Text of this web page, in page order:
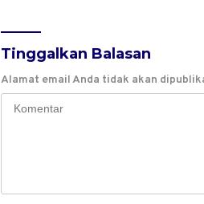
Tinggalkan Balasan
Alamat email Anda tidak akan